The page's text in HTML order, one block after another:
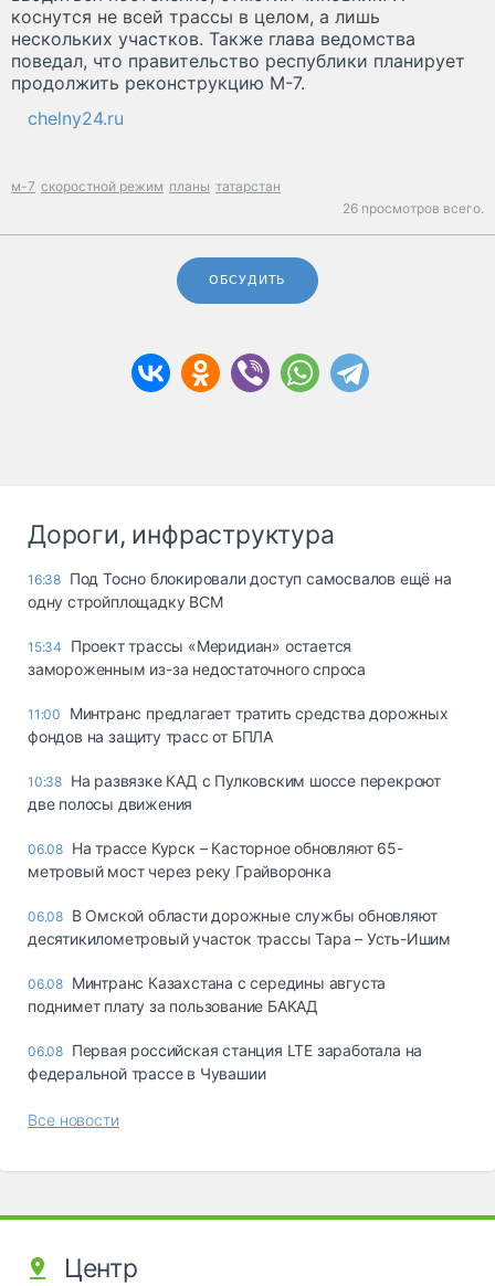
коснутся не всей трассы в целом, а лишь
нескольких участков. Также глава ведомства
поведал, что правительство республики планирует
продолжить реконструкцию М-7.
chelny24.ru
м-7 скоростной режим планы татарстан
26 просмотров всего.
ОБСУДИТЬ
Дороги, инфраструктура
16:38 Под Тосно блокировали доступ самосвалов ещё на
одну стройплощадку ВСМ
15:34
Проект трассы «Меридиан» остается
замороженным из-за недостаточного спроса
11:00
Минтранс предлагает тратить средства дорожных
фондов на защиту трасс от БПЛА
10:38 На развязке КАД с Пулковским шоссе перекроют
две полосы движения
06.08 На трассе Курск – Касторное обновляют 65-
метровый мост через реку Грайворонка
06.08 В Омской области дорожные службы обновляют
десятикилометровый участок трассы Тара – Усть-Ишим
06.08 Минтранс Казахстана с середины августа
поднимет плату за пользование БАКАД
06.08 Первая российская станция LTE заработала на
федеральной трассе в Чувашии
Все новости
Центр